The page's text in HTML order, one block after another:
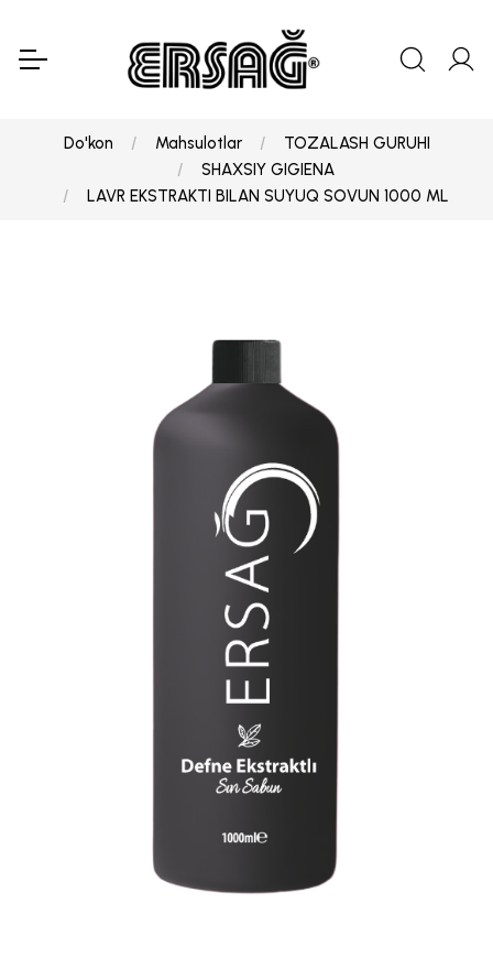
Do'kon Mahsulotlar
TOZALASH GURUHI
SHAXSIY GIGIENA
LAVR EKSTRAKTI BILAN SUYUQ SOVUN 1000 ML